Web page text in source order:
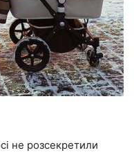
не розсекретили